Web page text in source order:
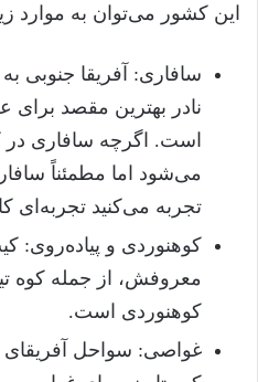
این کشور می‌توان به موارد
سافاری: آفریقا جنوبی
نادر بهترین مقصد برای
است. اگرچه سافاری در
می‌شود اما مطمئناً
تجربه می‌کنید تجربه‌ای
کوهنوردی و پیاده‌روی:
معروفش، از جمله کوه
کوهنوردی است.
غواصی: سواحل آفریقای